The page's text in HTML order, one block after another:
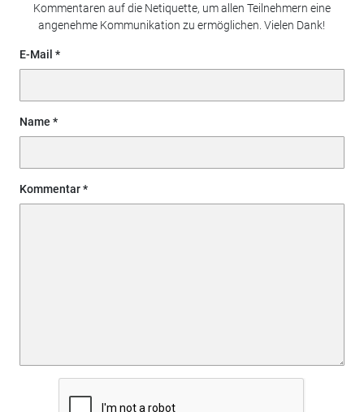
Kommentaren auf die Netiquette, um allen Teilnehmern eine
angenehme Kommunikation zu ermöglichen. Vielen Dank!
E-Mail
Name
Kommentar